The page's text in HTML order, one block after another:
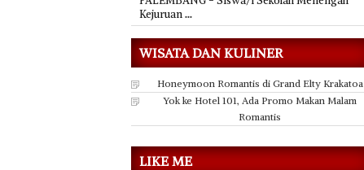
Kejuruan...
WISATA DAN KULINER
Honeymoon Romantis di Grand Elty Krakatoa
Yok ke Hotel 101, Ada Promo Makan Malam
Romantis
LIKE ME